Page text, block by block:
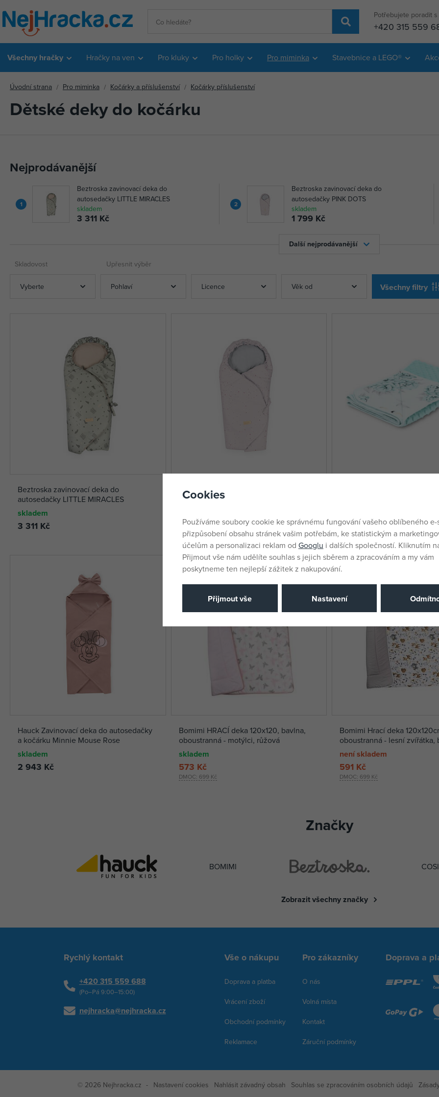
Potřebujete poradit
+420 315 559
Všechny hračky Hračky na ven Pro kluky Pro holky Pro miminka Stavebnice a LEGO®
Úvodní strana Pro miminka Kočárky a příslušenství Kočárky příslušenství
Dětské deky do kočárku
Nejprodávanější
1
Beztroska zavinovací deka do
autosedačky LITTLE MIRACLES
skladem
3 311 Kč
2
Beztroska zavinovací deka do
autosedačky PINK DOTS
skladem
1 799 Kč
Další nejprodávanější
Skladovost Upřesnit výběr
Vyberte Pohlaví Licence Věk od Všechny filtry
Beztroska zavinovací deka do
autosedačky LITTLE MIRACLES
skladem
3 311 Kč
Beztroska zavinovací deka do
autosedačky PINK DOTS
1 799 Kč
COSING Deka Minky letní
430 Kč
Hauck Zavinovací deka do autosedačky
a kočárku Minnie Mouse Rose
skladem
2 943 Kč
Bomimi HRACÍ deka 120x120, bavlna,
oboustranná - motýlci, růžová
skladem
DMOC: 699 Kč
573 Kč
Bomimi Hrací deka
oboustranná - lesní zvířátka,
není skladem
DMOC: 699 Kč
591 Kč
Značky
BOMIMI
Zobrazit všechny značky
Rychlý kontakt
+420 315 559 688
(Po–Pá 9:00–15:00)
nejhracka@nejhracka.cz
Vše o nákupu
Doprava a platba
Vrácení zboží
Obchodní podmínky
Reklamace
Pro zákazníky
O nás
Volná místa
Kontakt
Záruční podmínky
Doprava a
© 2026 Nejhracka.cz Nastavení cookies Nahlásit závadný obsah Souhlas se zpracováním osobních údajů
Cookies
Používáme soubory cookie ke správnému fungování vašeho oblíbeného
přizpůsobení obsahu stránek vašim potřebám, ke statistickým a
účelům a personalizaci reklam od Googlu i dalších společností. Kliknutím
Přijmout vše nám udělíte souhlas s jejich sběrem a zpracováním a my vám
poskytneme ten nejlepší zážitek z nakupování.
Přijmout vše Nastavení